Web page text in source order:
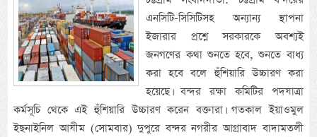
এনসিটি-সিসিটিসহ অন্যান্য স্থাপনা
ইজারার প্রশ্নে সরকারকে অবশ্যই
জনগণের কথা শুনতে হবে, শুনতে বাধ্য
করা হবে বলে হুঁশিয়ারি উচ্চারণ করা
হয়েছে। বন্দর রক্ষা কমিটির পদযাত্রা
কর্মসূচি থেকে এই হুঁশিয়ারি উচ্চারণ করেন বক্তারা। গতকাল ইয়াওমুল
ইছনাইনিল আযীম (সোমবার) দুপুরে বন্দর নগরীর আগ্রাবাদ বাদামতলী